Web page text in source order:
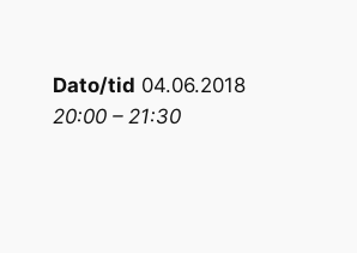
Dato/tid 04.06.2018
20:00 – 21:30